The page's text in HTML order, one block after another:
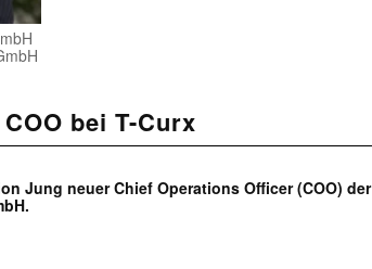
bei T-Curx
Jung neuer Chief Operations Officer (COO) der